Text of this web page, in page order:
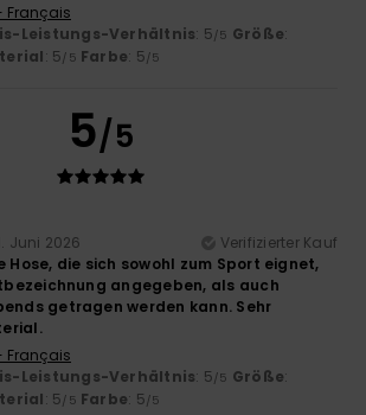
Français
Leistungs-Verhältnis: 5/5 Größe:
: 5/5 Farbe: 5/5
5/5
Juni 2026
Verifizierter Kauf
Hose, die sich sowohl zum Sport eignet,
angegeben, als auch
getragen werden kann. Sehr
Français
Leistungs-Verhältnis: 5/5 Größe:
: 5/5 Farbe: 5/5